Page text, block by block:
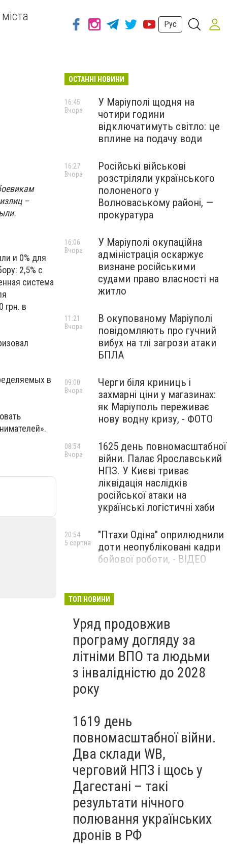
Рус
–
и 0% для
2,5% с
система
грн. в
в
ОСТАННІ НОВИНИ
У Маріуполі щодня на
чотири години
відключатимуть світло: це
вплине на подачу води
16:45
Вчора
Російські військові
розстріляли українського
полоненого у
Волноваському районі, —
прокуратура
16:27
Вчора
У Маріуполі окупаційна
адміністрація оскаржує
визнане російськими
судами право власності на
житло
16:06
Вчора
В окупованому Маріуполі
повідомляють про гучний
вибух на тлі загрози атаки
БПЛА
11:21
Вчора
Черги біля криниць і
захмарні ціни у магазинах:
як Маріуполь переживає
нову водну кризу, - ФОТО
09:00
Вчора
1625 день повномасштабної
війни. Палає Ярославський
НПЗ. У Києві триває
ліквідація наслідків
російської атаки на
українські логістичні хаби
08:54
Вчора
"Птахи Одіна" оприлюднили
доти неопубліковані кадри
бойової роботи, - ВІДЕО
20:54
5 серпня
Бєдняков зіграє тата
новому українському
фільмі, - ФОТО
5 серпня
ТОП НОВИНИ
Уряд продовжив
програму догляду за
літніми ВПО та людьми
з інвалідністю до 2028
року
1619 день
повномасштабної війни.
Два склади WB,
черговий НПЗ і щось у
Дагестані – такі
результати нічного
полювання українських
дронів в РФ